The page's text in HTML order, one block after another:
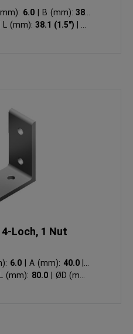
6.0 B (mm):38.1
L (mm): 38.1 (1.5")
Loch, 1 Nut
6.0 A (mm): 40.0
L (mm): 80.0
ØD (mm):